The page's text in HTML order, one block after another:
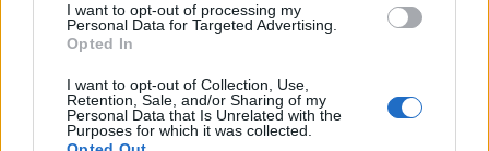
I want to opt-out of processing my
Personal Data for Targeted Advertising.
Opted In
I want to opt-out of Collection, Use,
Retention, Sale, and/or Sharing of my
Personal Data that Is Unrelated with the
Purposes for which it was collected.
közelében lévő logisztikai bázis út- és
közműhálózatának fejlesztése